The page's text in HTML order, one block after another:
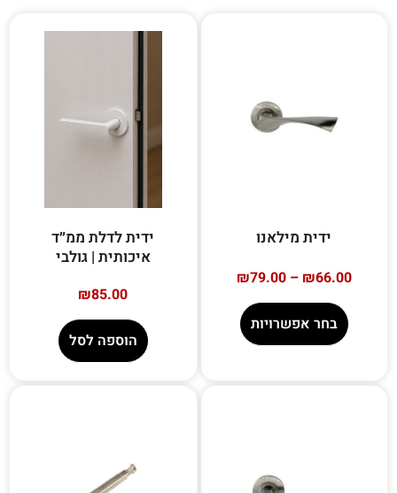
ידית מילאנו
₪66.00
–
₪79.00
בחר אפשרויות
ידית לדלת ממ״ד
איכותית | גולבי
₪85.00
הוספה לסל